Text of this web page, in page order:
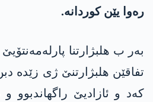
رەوا یێن کوردانە.
بەر ب ھلبژارتنا
تفاقێن ھلبژارتنێ ژی زێدە
کەد و ئازادیێ راگھاندبوو